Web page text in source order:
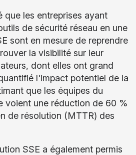
que les entreprises ayant
de sécurité réseau en une
sont en mesure de reprendre
la visibilité sur leur
dont elles ont grand
l'impact potentiel de la
que les équipes du
voient une réduction de 60 %
de résolution (MTTR) des
SSE a également permis